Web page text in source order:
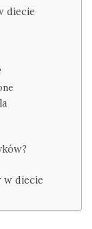
diecie
w diecie